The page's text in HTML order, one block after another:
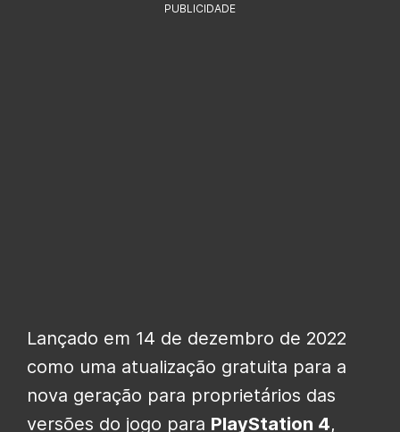
PUBLICIDADE
Lançado em 14 de dezembro de 2022
como uma atualização gratuita para a
nova geração para proprietários das
versões do jogo para PlayStation 4,